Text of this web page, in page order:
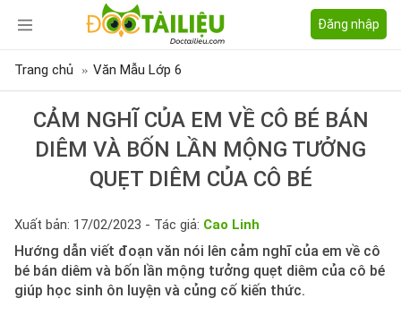
Đăng nhập
Trang chủ Văn Mẫu Lớp 6
CẢM NGHĨ CỦA EM VỀ CÔ BÉ BÁN
DIÊM VÀ BỐN LẦN MỘNG TƯỞNG
QUẸT DIÊM CỦA CÔ BÉ
Xuất bản: 17/02/2023 - Tác giả: Cao Linh
Hướng dẫn viết đoạn văn nói lên cảm nghĩ của em về cô
bé bán diêm và bốn lần mộng tưởng quẹt diêm của cô bé
giúp học sinh ôn luyện và củng cố kiến thức.